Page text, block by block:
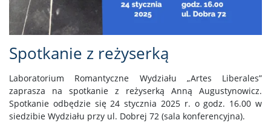
Spotkanie z reżyserką
Laboratorium Romantyczne Wydziału „Artes Liberales”
zaprasza na spotkanie z reżyserką Anną Augustynowicz.
Spotkanie odbędzie się 24 stycznia 2025 r. o godz. 16.00 w
siedzibie Wydziału przy ul. Dobrej 72 (sala konferencyjna).